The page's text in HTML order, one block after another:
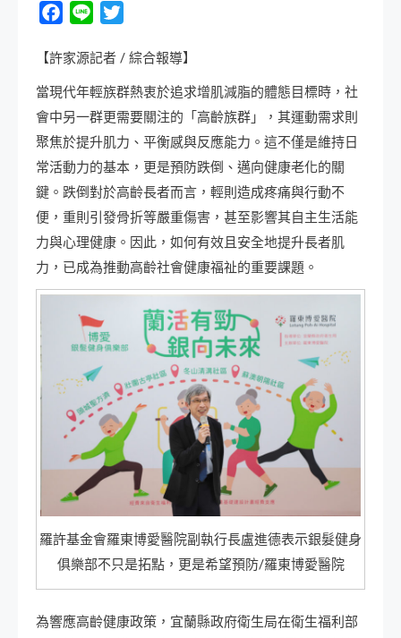
Facebook
Line
【許家源記者 / 綜合報導】
當現代年輕族群熱衷於追求增肌減脂的體態目標時，社
會中另一群更需要關注的「高齡族群」，其運動需求則
聚焦於提升肌力、平衡感與反應能力。這不僅是維持日
常活動力的基本，更是預防跌倒、邁向健康老化的關
鍵。跌倒對於高齡長者而言，輕則造成疼痛與行動不
便，重則引發骨折等嚴重傷害，甚至影響其自主生活能
力與心理健康。因此，如何有效且安全地提升長者肌
力，已成為推動高齡社會健康福祉的重要課題。
羅許基金會羅東博愛醫院副執行長盧進德表示銀髮健身
俱樂部不只是拓點，更是希望預防/羅東博愛醫院
為響應高齡健康政策，宜蘭縣政府衛生局在衛生福利部